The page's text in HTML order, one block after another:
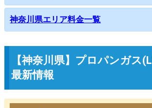
神奈川県エリア料金一覧
【神奈川県】プロパンガス
最新情報